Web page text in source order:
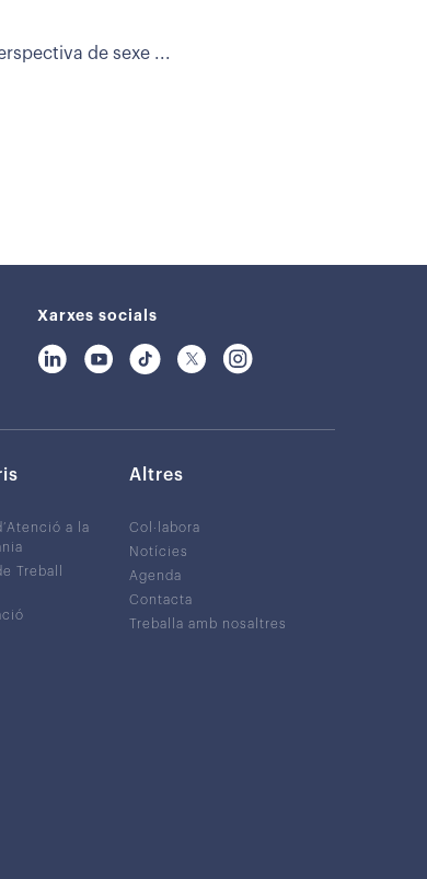
de sexe ...
Xarxes socials
a la
Treball
Altres
Col·labora
Notícies
Agenda
Contacta
Treballa amb nosaltres